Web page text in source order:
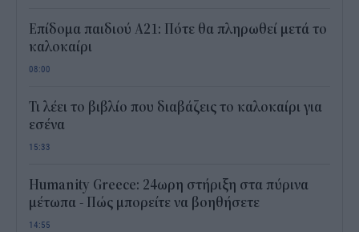
Επίδομα παιδιού Α21: Πότε θα πληρωθεί μετά το
καλοκαίρι
08:00
Τι λέει το βιβλίο που διαβάζεις το καλοκαίρι για
εσένα
15:33
Humanity Greece: 24ωρη στήριξη στα πύρινα
μέτωπα - Πώς μπορείτε να βοηθήσετε
14:55